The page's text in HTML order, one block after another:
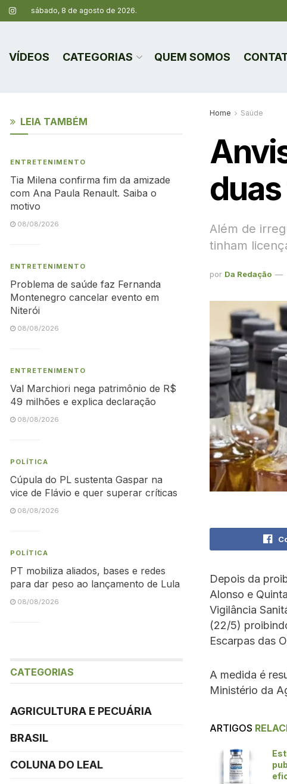
sábado, 8 de agosto de 2026.
VÍDEOS CATEGORIAS QUEM SOMOS
Home Saúde
Além de
tinham
por Da Redação
Depois da
Alonso e
Vigilância
(22/5)
Escarpas das
A medida é
Ministério da
ARTIGOS
LEIA TAMBÉM
ENTRETENIMENTO
Tia Milena confirma fim da amizade
com Ana Paula Renault. Saiba o
motivo
08/08/2026
ENTRETENIMENTO
Problema de saúde faz Fernanda
Montenegro cancelar evento em
Niterói
08/08/2026
ENTRETENIMENTO
Val Marchiori nega patrimônio de R$
49 milhões e explica declaração
08/08/2026
POLÍTICA
Cúpula do PL sustenta Gaspar na
vice de Flávio e quer superar críticas
08/08/2026
POLÍTICA
PT mobiliza aliados, bases e redes
para dar peso ao lançamento de Lula
08/08/2026
CATEGORIAS
AGRICULTURA E PECUÁRIA
BRASIL
COLUNA DO LEAL